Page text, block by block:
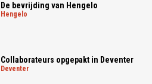
De bevrijding van Hengelo
hengelo
Collaborateurs opgepakt in Deventer
deventer